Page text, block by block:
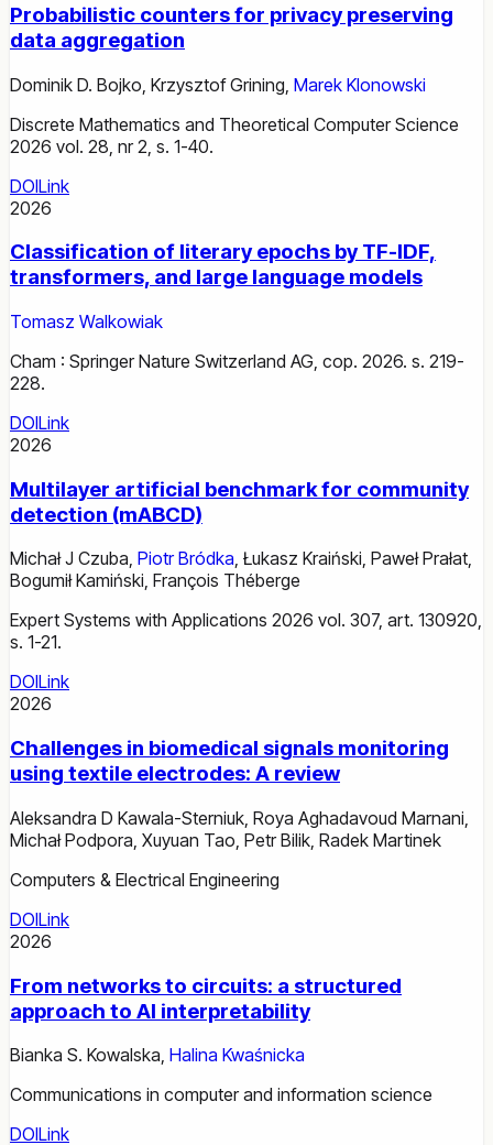
Probabilistic counters for privacy preserving
data aggregation
Dominik D. Bojko Krzysztof Grining Marek Klonowski
Discrete Mathematics and Theoretical Computer Science
2026 vol. 28, nr 2, s. 1-40.
DOILink
2026
Classification of literary epochs by TF-IDF,
transformers, and large language models
Tomasz Walkowiak
Cham : Springer Nature Switzerland AG, cop. 2026. s. 219-
228.
DOILink
2026
Multilayer artificial benchmark for community
detection (mABCD)
Michał J Czuba, Piotr Bródka, Łukasz Kraiński, Paweł Prałat,
Bogumił Kamiński, François Théberge
Expert Systems with Applications 2026 vol. 307, art. 130920,
s. 1-21.
DOILink
2026
Challenges in biomedical signals monitoring
using textile electrodes: A review
Aleksandra D Kawala-Sterniuk Roya Aghadavoud Marnani
Michał Podpora Xuyuan Tao Petr Bilik Radek Martinek
Computers & Electrical Engineering
DOILink
2026
From networks to circuits: a structured
approach to AI interpretability
Bianka S. Kowalska, Halina Kwaśnicka
Communications in computer and information science
DOILink